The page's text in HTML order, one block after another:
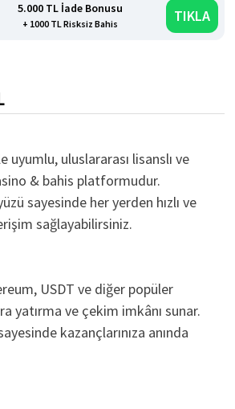
5.000 TL İade Bonusu
+ 1000 TL Risksiz Bahis TIKLA
uyumlu, uluslararası lisanslı ve
& bahis platformudur.
sayesinde her yerden hızlı ve
sağlayabilirsiniz.
USDT ve diğer popüler
yatırma ve çekim imkânı sunar.
kazançlarınıza anında